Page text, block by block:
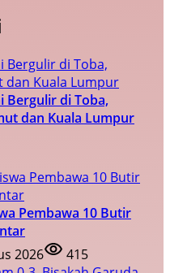
Bergulir di Toba,
dan Kuala Lumpur
Pembawa 10 Butir
2026 415